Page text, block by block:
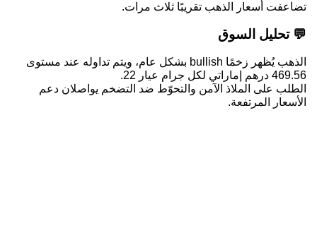
تضاعفت أسعار الذهب تقريبًا ثلاث مرات.
💬 تحليل السوق
الذهب يُظهر زخمًا bullish بشكل عام، ويتم تداوله عند مستوى
469.56 درهم إماراتي لكل جرام عيار 22.
الطلب على الملاذ الآمن والتحوّط ضد التضخم يواصلان دعم
الأسعار المرتفعة.